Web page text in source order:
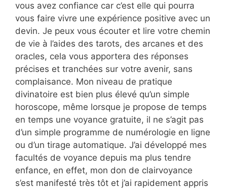
vous avez confiance car c’est elle qui pourra
vous faire vivre une expérience positive avec un
devin. Je peux vous écouter et lire votre chemin
de vie à l’aides des tarots, des arcanes et des
oracles, cela vous apportera des réponses
précises et tranchées sur votre avenir, sans
complaisance. Mon niveau de pratique
divinatoire est bien plus élevé qu’un simple
horoscope, même lorsque je propose de temps
en temps une voyance gratuite, il ne s’agit pas
d’un simple programme de numérologie en ligne
ou d’un tirage automatique. J’ai développé mes
facultés de voyance depuis ma plus tendre
enfance, en effet, mon don de clairvoyance
s’est manifesté très tôt et j’ai rapidement appris